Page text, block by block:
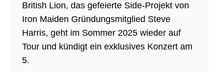
British Lion, das gefeierte Side-Projekt von
Iron Maiden Gründungsmitglied Steve
Harris, geht im Sommer 2025 wieder auf
Tour und kündigt ein exklusives Konzert am
5.